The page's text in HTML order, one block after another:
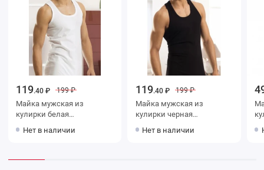
119.40 ₽ 199 ₽
Майка мужская из
кулирки белая
Нет в наличии
119.40 ₽ 199 ₽
Майка мужская из
кулирки черная
Нет в наличии